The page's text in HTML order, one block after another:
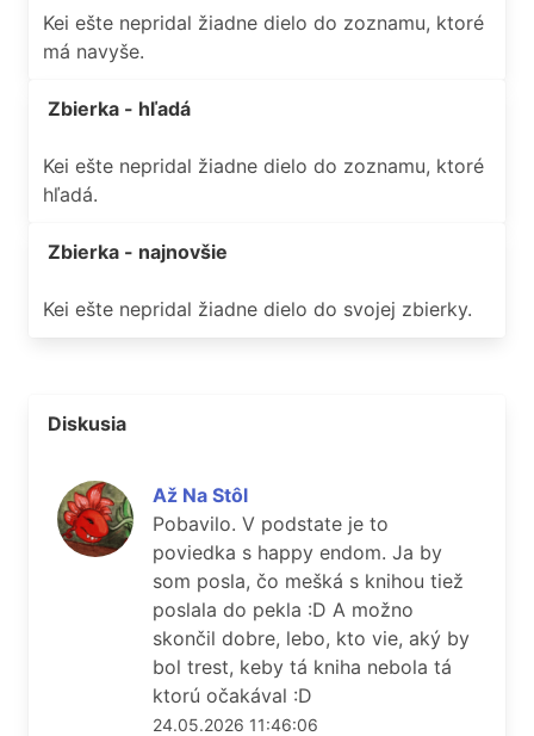
Kei ešte nepridal žiadne dielo do zoznamu, ktoré
má navyše.
Zbierka - hľadá
Kei ešte nepridal žiadne dielo do zoznamu, ktoré
hľadá.
Zbierka - najnovšie
Kei ešte nepridal žiadne dielo do svojej zbierky.
Diskusia
Až Na Stôl
Pobavilo. V podstate je to
poviedka s happy endom. Ja by
som posla, čo mešká s knihou tiež
poslala do pekla :D A možno
skončil dobre, lebo, kto vie, aký by
bol trest, keby tá kniha nebola tá
ktorú očakával :D
24.05.2026 11:46:06